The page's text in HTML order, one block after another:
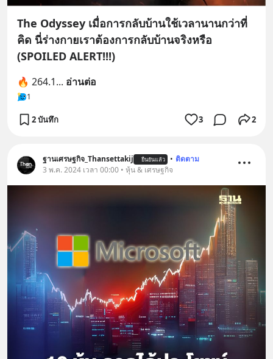
The Odyssey เมื่อการกลับบ้านใช้เวลานานกว่าที่
คิด นี่ร่างกายเราต้องการกลับบ้านจริงหรือ
(SPOILED ALERT!!!)
🔥 264.1... อ่านต่อ
1
2 บันทึก 3 2
ฐานเศรษฐกิจ_Thansettakij ยืนยันแล้ว • ติดตาม
3 พ.ค. 2024 เวลา 00:00 • หุ้น & เศรษฐกิจ